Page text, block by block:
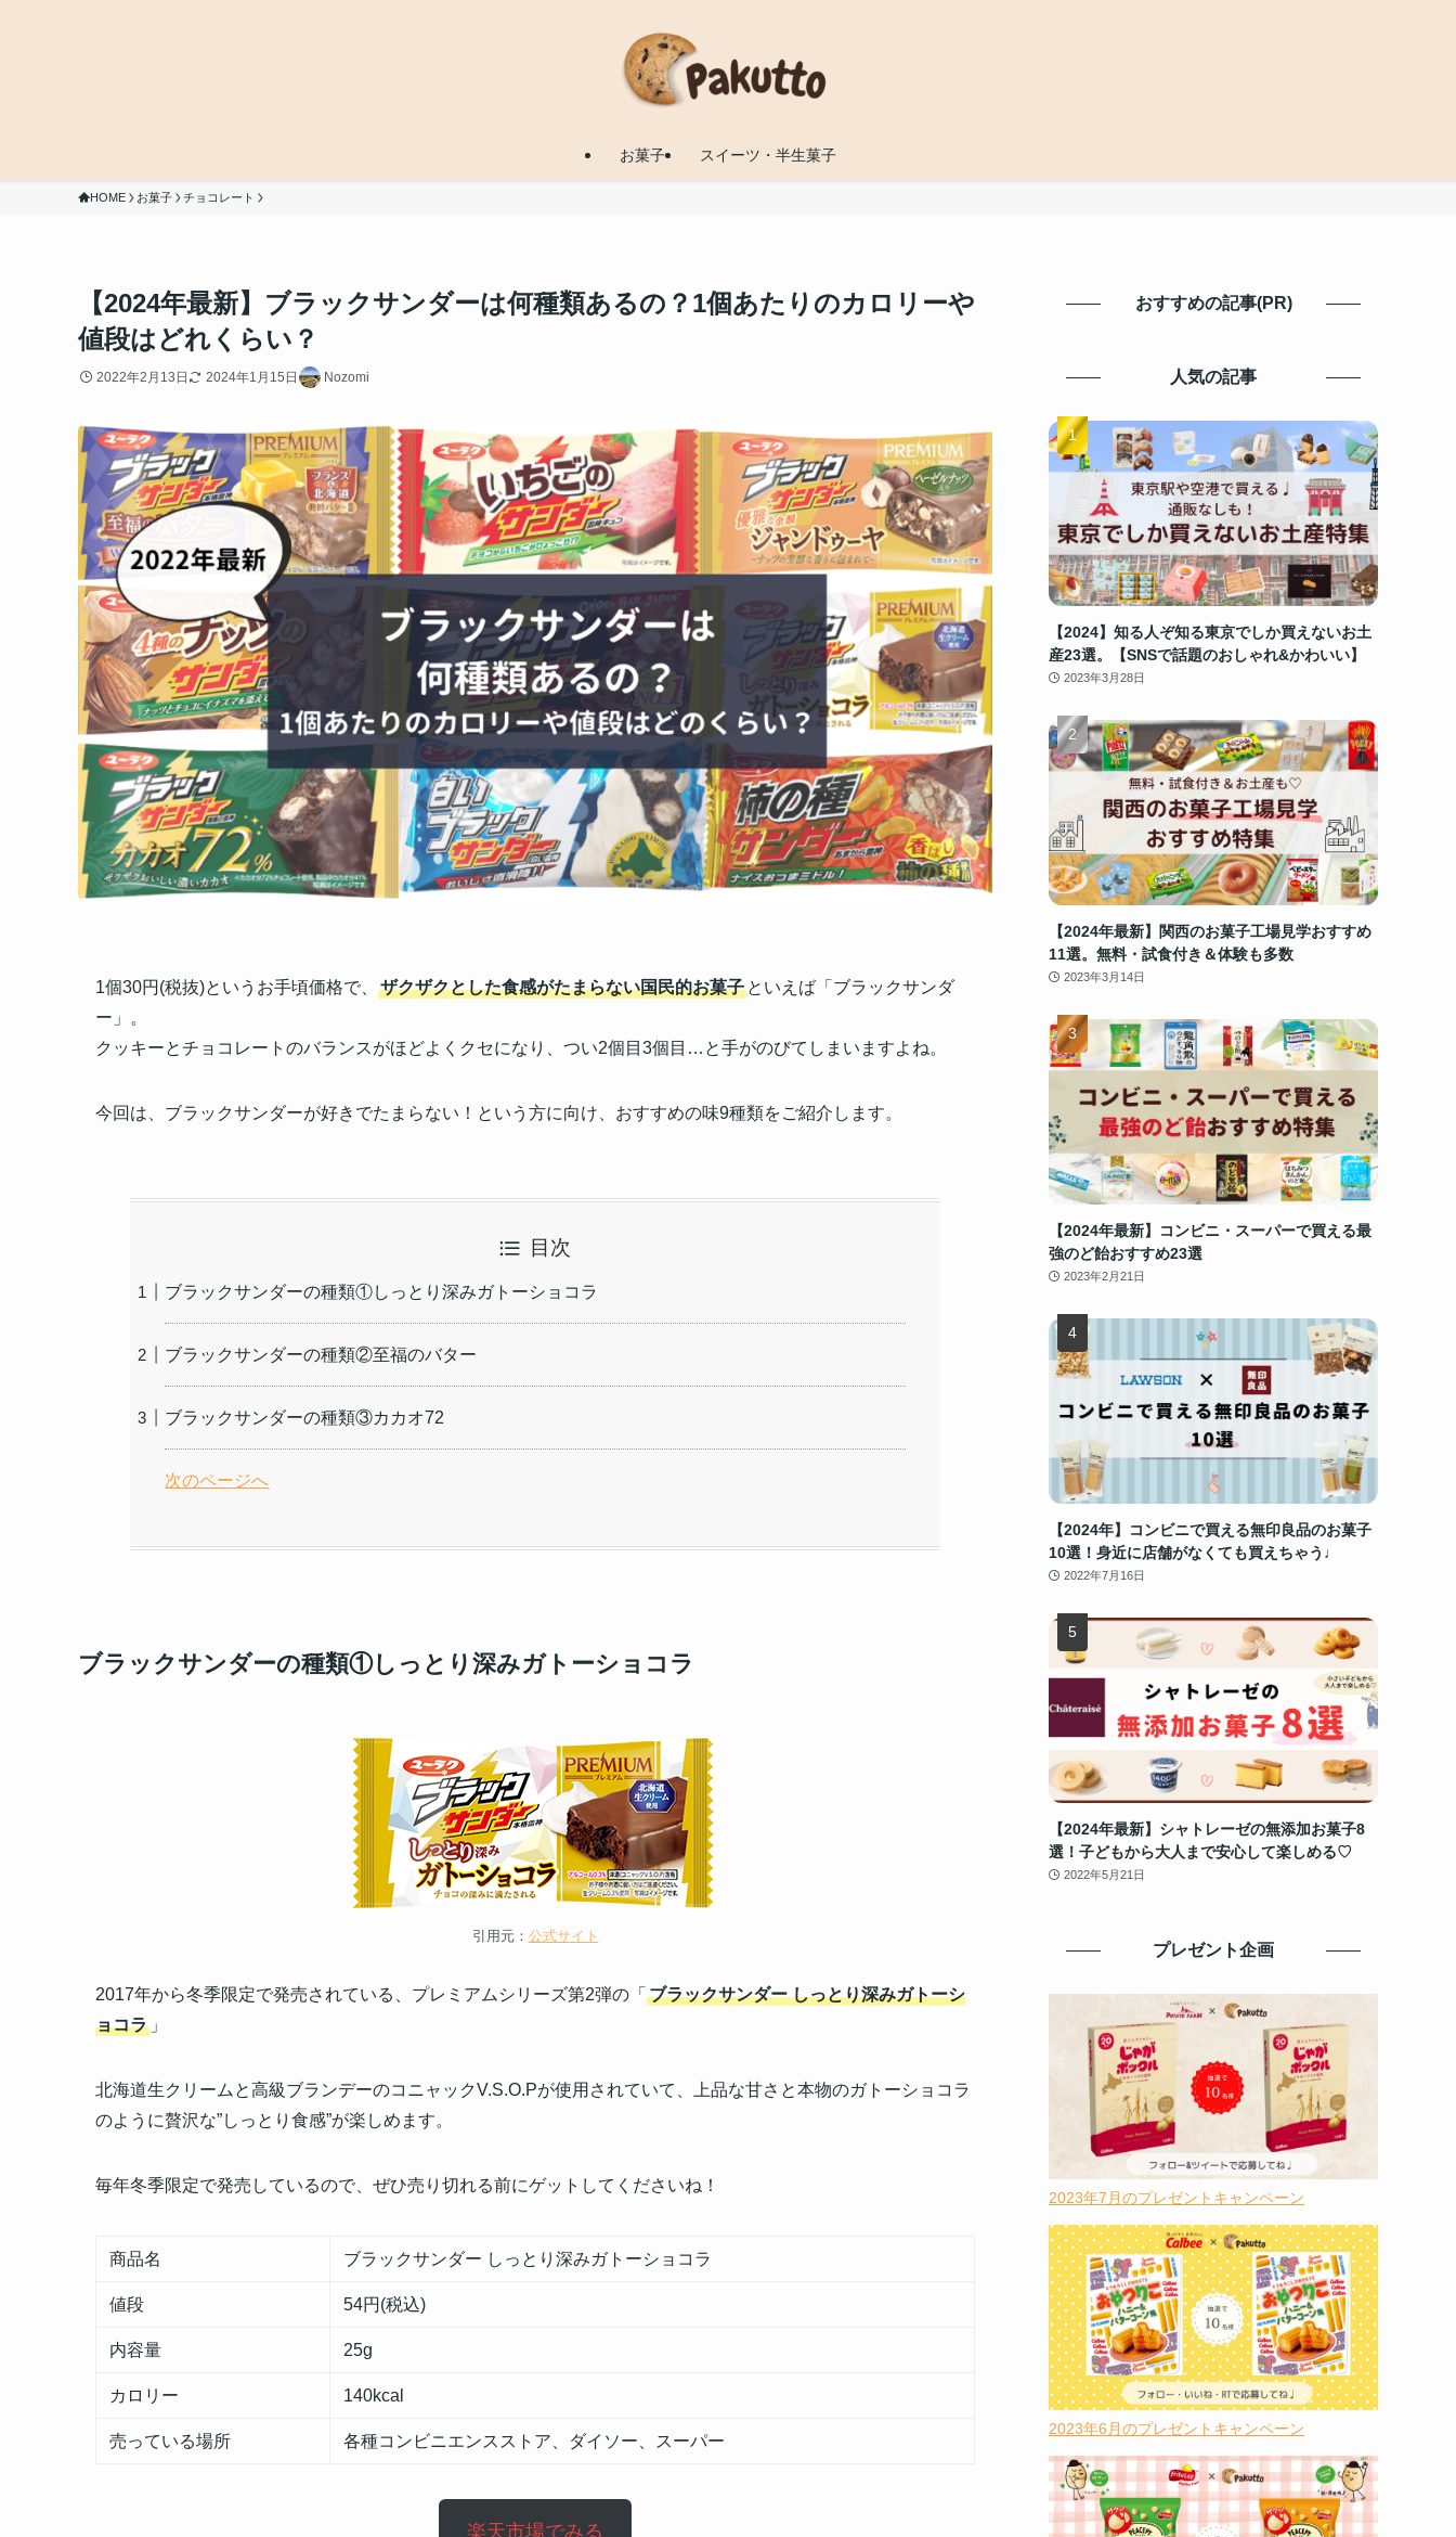
お菓子 スイーツ・半生菓子
HOME お菓子 チョコレート
【2024年最新】ブラックサンダーは何種類あるの？1個あたりのカロリーや
値段はどれくらい？
2022年2月13日 2024年1月15日 Nozomi
1個30円(税抜)というお手頃価格で、 ザクザクとした食感がたまらない国民的お菓子 といえば「ブラックサンダ
ー」。
クッキーとチョコレートのバランスがほどよくクセになり、つい2個目3個目…と手がのびてしまいますよね。
今回は、ブラックサンダーが好きでたまらない！という方に向け、おすすめの味9種類をご紹介します。
目次
ブラックサンダーの種類①しっとり深みガトーショコラ
ブラックサンダーの種類②至福のバター
ブラックサンダーの種類③カカオ72
次のページへ
ブラックサンダーの種類①しっとり深みガトーショコラ
引用元： 公式サイト
2017年から冬季限定で発売されている、プレミアムシリーズ第2弾の「 ブラックサンダー しっとり深みガトーシ
ョコラ 」
北海道生クリームと高級ブランデーのコニャックV.S.O.Pが使用されていて、上品な甘さと本物のガトーショコラ
のように贅沢な”しっとり食感”が楽しめます。
毎年冬季限定で発売しているので、ぜひ売り切れる前にゲットしてくださいね！
商品名 ブラックサンダー しっとり深みガトーショコラ
値段 54円(税込)
内容量 25g
カロリー 140kcal
売っている場所 各種コンビニエンスストア、ダイソー、スーパー
楽天市場でみる
おすすめの記事(PR)
人気の記事
【2024】知る人ぞ知る東京でしか買えないお土
産23選。【SNSで話題のおしゃれ&かわいい】
2023年3月28日
【2024年最新】関西のお菓子工場見学おすすめ
11選。無料・試食付き＆体験も多数
2023年3月14日
【2024年最新】コンビニ・スーパーで買える最
強のど飴おすすめ23選
2023年2月21日
【2024年】コンビニで買える無印良品のお菓子
10選！身近に店舗がなくても買えちゃう♩
2022年7月16日
【2024年最新】シャトレーゼの無添加お菓子8
選！子どもから大人まで安心して楽しめる♡
2022年5月21日
プレゼント企画
2023年7月のプレゼントキャンペーン
2023年6月のプレゼントキャンペーン